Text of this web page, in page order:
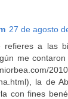
27 de agosto
refieres a las
me
la de
con fines